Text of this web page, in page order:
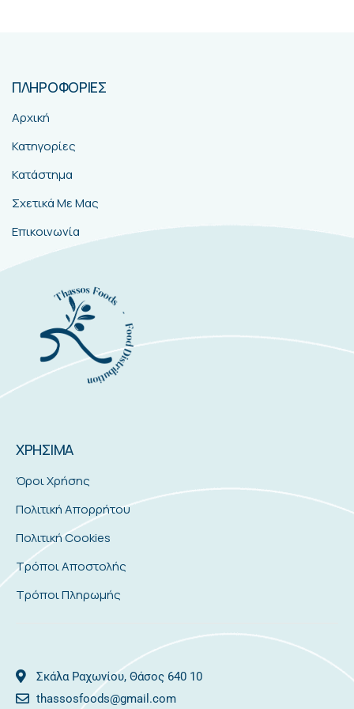
ΠΛΗΡΟΦΟΡΙΕΣ
Αρχική
Κατηγορίες
Κατάστημα
Σχετικά Με Μας
Επικοινωνία
ΧΡΗΣΙΜΑ
Όροι Χρήσης
Πολιτική Απορρήτου
Πολιτική Cookies
Τρόποι Αποστολής
Τρόποι Πληρωμής
Σκάλα Ραχωνίου, Θάσος 640 10
thassosfoods@gmail.com